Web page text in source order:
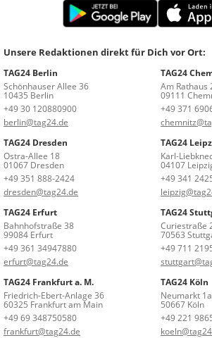
Unsere Redaktionen direkt für Dich vor Ort:
TAG24 Berlin
Schönhauser Allee 36
10435 Berlin
+49 30 120880900
berlin@tag24.de
TAG24
Am Rathaus
09111
+49 371
TAG24 Dresden
Ostra-Allee 18
01067 Dresden
+49 351 888-2424
dresden@tag24.de
TAG24
Karl-
04107
+49 341
TAG24 Erfurt
Bahnhofstraße 38
99084 Erfurt
+49 361 34947880
erfurt@tag24.de
TAG24
Curiestraße
70563
+49 711
TAG24 Frankfurt a. M.
Friedrich-Ebert-Anlage 36
60325 Frankfurt am Main
+49 69 348750580
frankfurt@tag24.de
TAG24 Köln
Neumarkt 1a
50667 Köln
+49 221